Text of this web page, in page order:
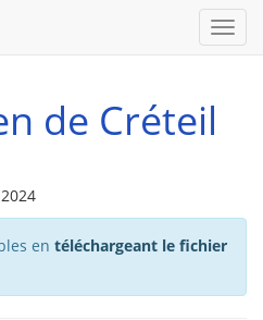
Menu
de Créteil
en téléchargeant le fichier